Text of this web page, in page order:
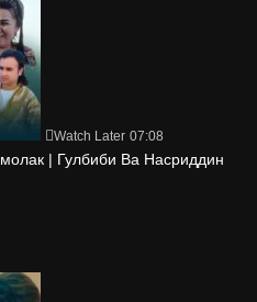
Watch Later 07:08
| Гулбиби Ва Насриддин